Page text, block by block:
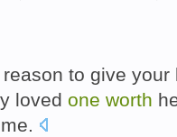
reason to give your
loved one worth